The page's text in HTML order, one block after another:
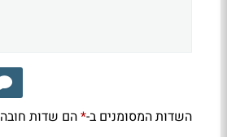
השדות המסומנים ב-*הם שדות חובה